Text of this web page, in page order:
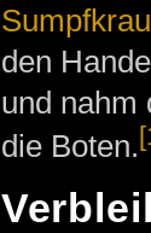
den
und nahm
die Boten.